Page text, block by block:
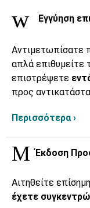
Εγγύηση
Αντιμετωπίσατε
απλά επιθυμείτε
επιστρέψετε
προς
Περισσότερα ›
Έκδοση
Αιτηθείτε
έχετε